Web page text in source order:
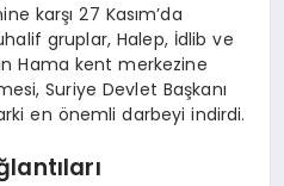
karşı 27 Kasım’da
gruplar, Halep, İdlib ve
Hama kent merkezine
Suriye Devlet Başkanı
en önemli darbeyi indirdi.